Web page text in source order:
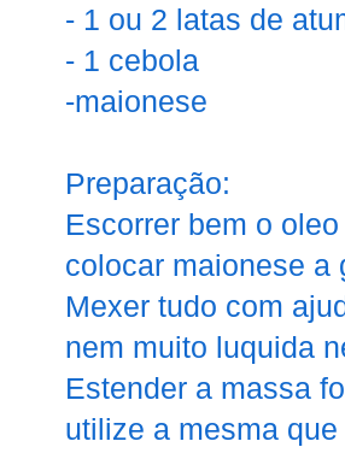
- 1 ou 2 latas de
- 1 cebola
-maionese
Preparação:
Escorrer bem o
colocar maionese a
Mexer tudo com
nem muito luquida
Estender a massa
utilize a mesma